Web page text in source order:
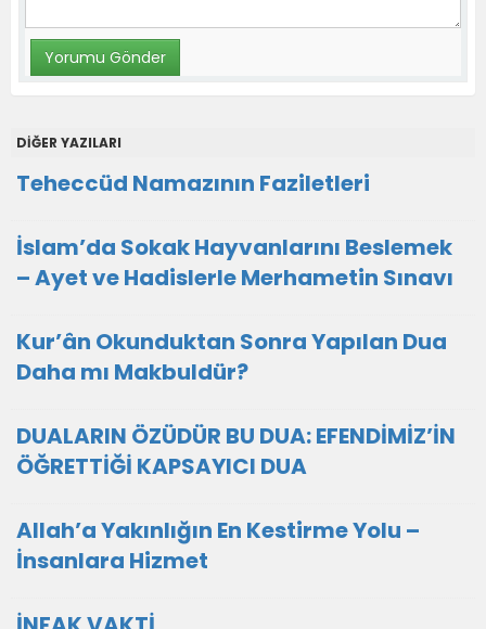
DİĞER YAZILARI
Teheccüd Namazının Faziletleri
İslam’da Sokak Hayvanlarını Beslemek
– Ayet ve Hadislerle Merhametin Sınavı
Kur’ân Okunduktan Sonra Yapılan Dua
Daha mı Makbuldür?
DUALARIN ÖZÜDÜR BU DUA: EFENDİMİZ’İN
ÖĞRETTİĞİ KAPSAYICI DUA
Allah’a Yakınlığın En Kestirme Yolu –
İnsanlara Hizmet